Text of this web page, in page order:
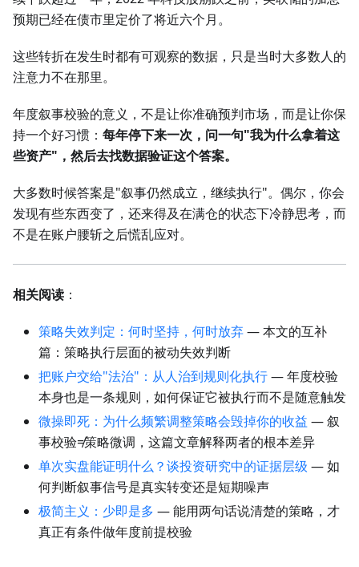
预期已经在债市里定价了将近六个月。
这些转折在发生时都有可观察的数据，只是当时大多数人的
注意力不在那里。
年度叙事校验的意义，不是让你准确预判市场，而是让你保
持一个好习惯： 每年停下来一次，问一句"我为什么拿着这
些资产"，然后去找数据验证这个答案。
大多数时候答案是"叙事仍然成立，继续执行"。偶尔，你会
发现有些东西变了，还来得及在满仓的状态下冷静思考，而
不是在账户腰斩之后慌乱应对。
相关阅读 ：
策略失效判定：何时坚持，何时放弃— 本文的互补
篇：策略执行层面的被动失效判断
把账户交给"法治"：从人治到规则化执行— 年度校验
本身也是一条规则，如何保证它被执行而不是随意触发
微操即死：为什么频繁调整策略会毁掉你的收益— 叙
事校验≠策略微调，这篇文章解释两者的根本差异
单次实盘能证明什么？谈投资研究中的证据层级 — 如
何判断叙事信号是真实转变还是短期噪声
极简主义：少即是多 — 能用两句话说清楚的策略，才
真正有条件做年度前提校验